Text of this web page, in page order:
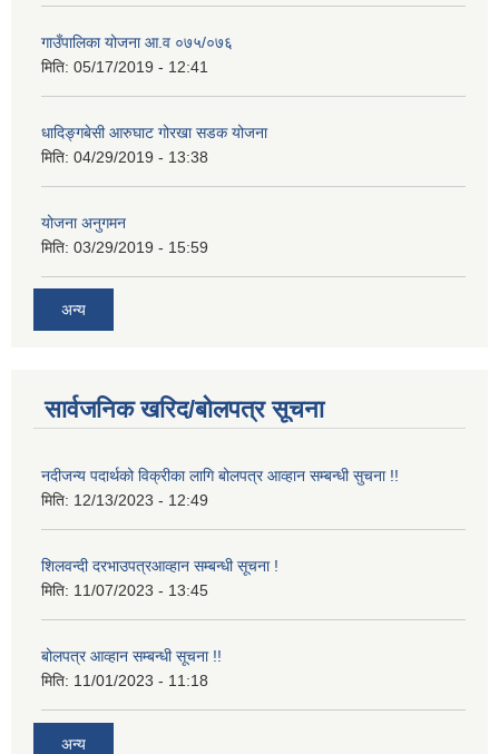
गाउँपालिका योजना आ.व ०७५/०७६
मिति: 05/17/2019 - 12:41
धादिङ्गबेसी आरुघाट गोरखा सडक योजना
मिति: 04/29/2019 - 13:38
योजना अनुगमन
मिति: 03/29/2019 - 15:59
अन्य
सार्वजनिक खरिद/बोलपत्र सूचना
नदीजन्य पदार्थको विक्रीका लागि बोलपत्र आव्हान सम्बन्धी सुचना !!
मिति: 12/13/2023 - 12:49
शिलवन्दी दरभाउपत्रआव्हान सम्बन्धी सूचना !
मिति: 11/07/2023 - 13:45
बोलपत्र आव्हान सम्बन्धी सूचना !!
मिति: 11/01/2023 - 11:18
अन्य